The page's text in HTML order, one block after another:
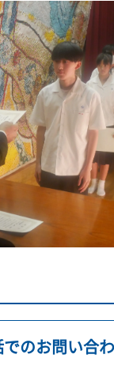
でのお問い合